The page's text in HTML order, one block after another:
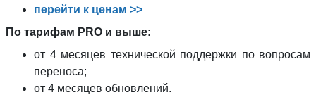
перейти к ценам >>
По тарифам PRO и выше:
от 4 месяцев технической поддержки по вопросам
переноса;
от 4 месяцев обновлений.